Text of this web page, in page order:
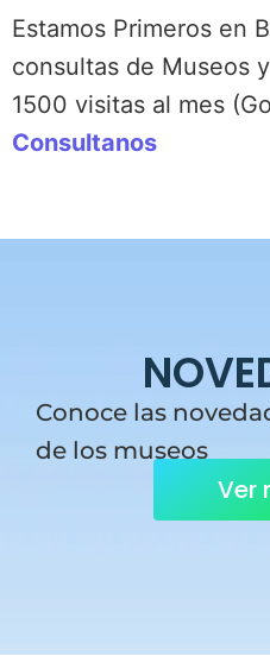
Estamos Primeros en
consultas de Museos
1500 visitas al mes
Consultanos
Conoce las
de los museos
Ver